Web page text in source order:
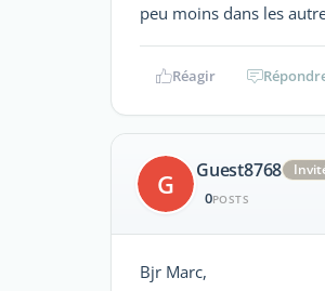
peu moins dans les
Réagir
G Guest8768
0POSTS
Bjr Marc,